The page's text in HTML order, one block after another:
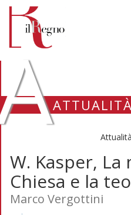
ATTUALITÀ
W. Kasper,
Chiesa e la
Marco Vergottini